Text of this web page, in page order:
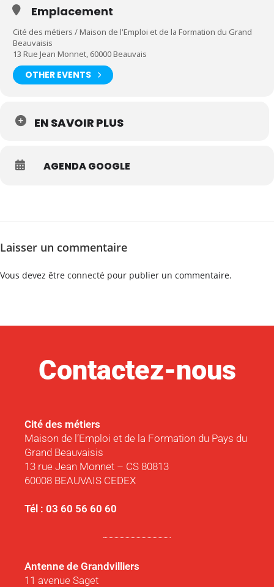
Emplacement
Cité des métiers / Maison de l'Emploi et de la Formation du Grand
Beauvaisis
13 Rue Jean Monnet, 60000 Beauvais
OTHER EVENTS
EN SAVOIR PLUS
AGENDA GOOGLE
Laisser un commentaire
Vous devez être connecté pour publier un commentaire.
Contactez-nous
Cité des métiers
Maison de l’Emploi et de la Formation du Pays du
Grand Beauvaisis
13 rue Jean Monnet – CS 80813
60008 BEAUVAIS CEDEX
Tél : 03 60 56 60 60
Antenne de Grandvilliers
11 avenue Saget